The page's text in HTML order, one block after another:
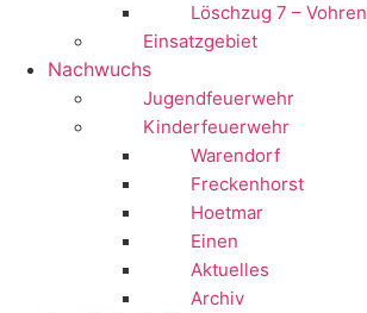
Löschzug 7 – Vohren
Einsatzgebiet
Nachwuchs
Jugendfeuerwehr
Kinderfeuerwehr
Warendorf
Freckenhorst
Hoetmar
Einen
Aktuelles
Archiv